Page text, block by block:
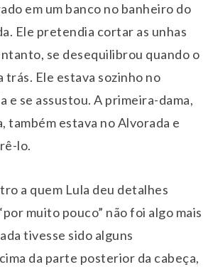
em um banco no banheiro do
Ele pretendia cortar as unhas
se desequilibrou quando o
trás. Ele estava sozinho no
e se assustou. A primeira-dama,
também estava no Alvorada e
lo.
a quem Lula deu detalhes
muito pouco” não foi algo mais
tivesse sido alguns
da parte posterior da cabeça,